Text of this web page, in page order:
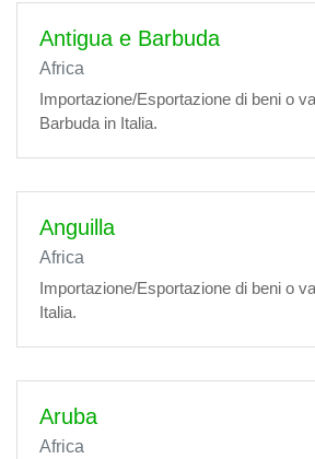
Antigua e Barbuda
Africa
Importazione/Esportazione di beni o
Barbuda in Italia.
Anguilla
Africa
Importazione/Esportazione di beni o
Italia.
Aruba
Africa